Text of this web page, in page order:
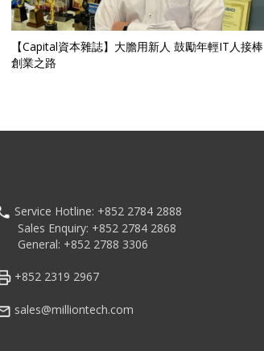
【Capital資本雜誌】大膽用新人 鼓勵年輕IT人接棒
創業之路
Service Hotline: +852 2784 2888
Sales Enquiry: +852 2784 2868
General: +852 2788 3306
+852 2319 2967
sales@milliontech.com